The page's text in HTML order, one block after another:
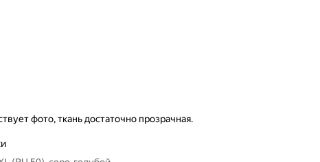
фото, ткань достаточно прозрачная.